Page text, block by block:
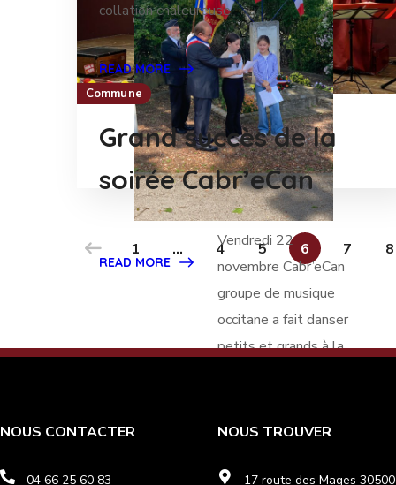
READ MORE
collation chaleureuse.
READ MORE
Commune
Grand succès de la
soirée Cabr’eCan
Vendredi 22
novembre Cabr’eCan
groupe de musique
occitane a fait danser
petits et grands à la
danses insolites ont
1 … 4 5 6 7 8
NOUS CONTACTER
04 66 25 60 83
NOUS TROUVER
17 route des Mages 30500